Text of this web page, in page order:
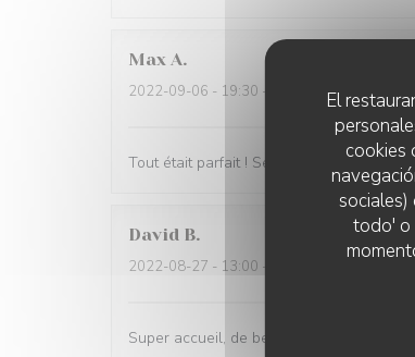
El
cookies
todo' o
Max A
2022-09-06 - 19:30 - Invitados 2
Tout était parfait ! Service et cuisine !
David B
2022-08-27 - 13:00 - Invitados 8
Super accueil, de beaux produits, dans